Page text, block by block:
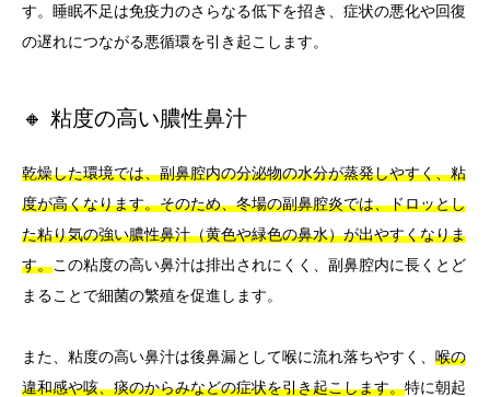
す。睡眠不足は免疫力のさらなる低下を招き、症状の悪化や回復
の遅れにつながる悪循環を引き起こします。
🔸 粘度の高い膿性鼻汁
乾燥した環境では、副鼻腔内の分泌物の水分が蒸発しやすく、粘
度が高くなります。そのため、冬場の副鼻腔炎では、ドロッとし
た粘り気の強い膿性鼻汁（黄色や緑色の鼻水）が出やすくなりま
す。この粘度の高い鼻汁は排出されにくく、副鼻腔内に長くとど
まることで細菌の繁殖を促進します。
また、粘度の高い鼻汁は後鼻漏として喉に流れ落ちやすく、 喉の
違和感や咳、痰のからみなどの症状を引き起こします。特に朝起